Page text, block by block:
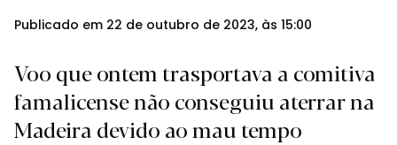
Publicado em 22 de outubro de 2023, às 15:00
Voo que ontem trasportava a comitiva
famalicense não conseguiu aterrar na
Madeira devido ao mau tempo